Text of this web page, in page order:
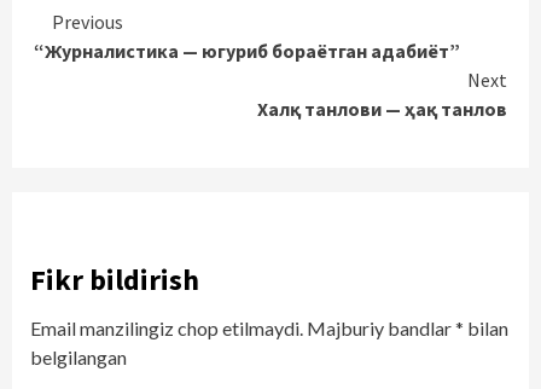
Continue
Reading
Previous
“Журналистика — югуриб бораётган адабиёт”
Next
Халқ танлови — ҳақ танлов
Fikr bildirish
Email manzilingiz chop etilmaydi. Majburiy bandlar* bilan
belgilangan